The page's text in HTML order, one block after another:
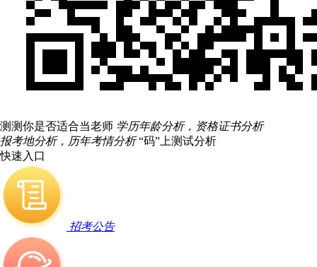
测测你是否适合当老师 学历年龄分析，资格证书分析
报考地分析，历年考情分析 “码”上测试分析
快速入口
招考公告